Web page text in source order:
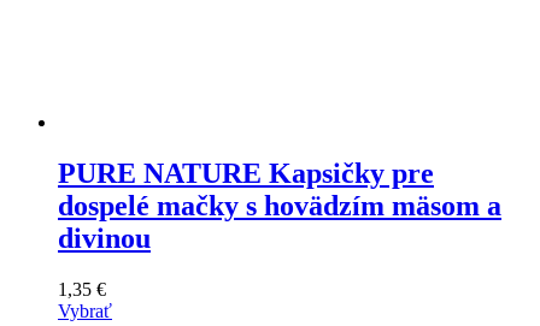
PURE NATURE Kapsičky pre
dospelé mačky s hovädzím mäsom a
divinou
1,35 €
Vybrať